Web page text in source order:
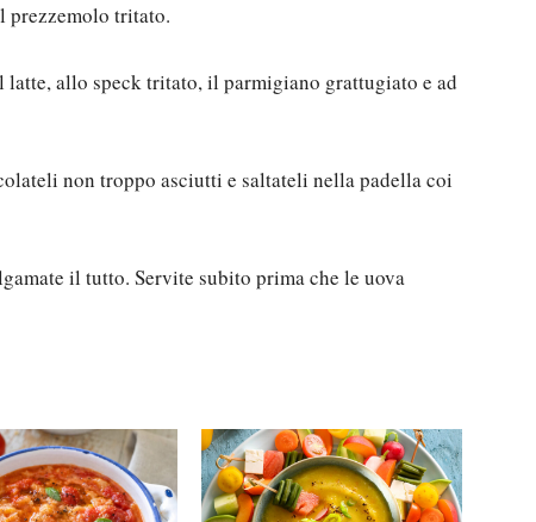
tritato.
allo speck tritato, il parmigiano grattugiato e ad
non troppo asciutti e saltateli nella padella coi
il tutto. Servite subito prima che le uova